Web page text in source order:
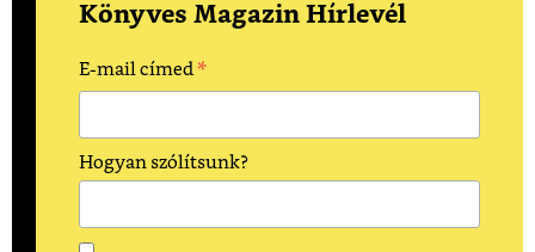
Könyves Magazin Hírlevél
E-mail címed*
Hogyan szólítsunk?